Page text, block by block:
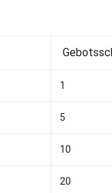
1
5
10
20